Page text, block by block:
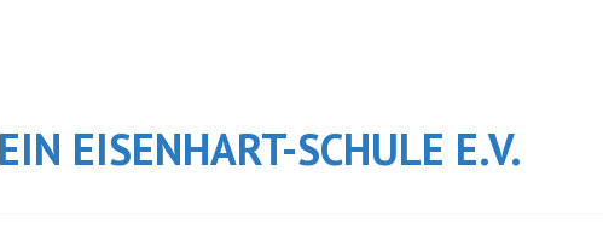
EISENHART-SCHULE E.V.